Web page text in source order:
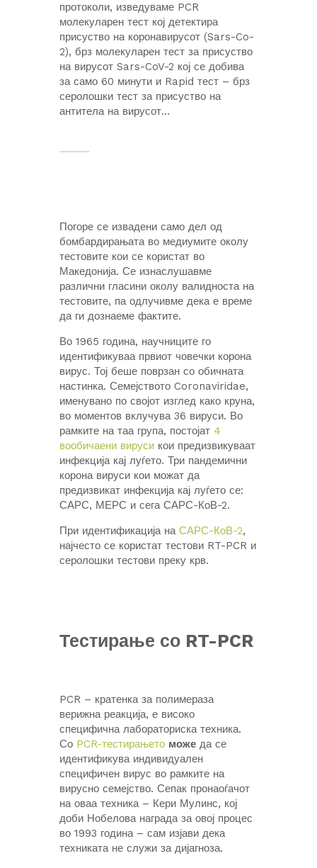
протоколи, изведуваме PCR
молекуларен тест кој детектира
присуство на коронавирусот (Sars-Co-
2), брз молекуларен тест за присуство
на вирусот Sars-CoV-2 кој се добива
за само 60 минути и Rapid тест – брз
серолошки тест за присуство на
антитела на вирусот…
Погоре се извадени само дел од
бомбардирањата во медиумите околу
тестовите кои се користат во
Македонија. Се изнаслушавме
различни гласини околу валидноста на
тестовите, па одлучивме дека е време
да ги дознаеме фактите.
Во 1965 година, научниците го
идентификуваа првиот човечки корона
вирус. Тој беше поврзан со обичната
настинка. Семејството Coronaviridae,
именувано по својот изглед како круна,
во моментов вклучува 36 вируси. Во
рамките на таа група, постојат 4
вообичаени вируси кои предизвикуваат
инфекција кај луѓето. Три пандемични
корона вируси кои можат да
предизвикат инфекција кај луѓето се:
САРС, МЕРС и сега САРС-КоВ-2.
При идентификација на САРС-КоВ-2,
најчесто се користат тестови RT-PCR и
серолошки тестови преку крв.
Тестирање со RT-PCR
PCR – кратенка за полимераза
верижна реакција, е високо
специфична лабораториска техника.
Со PCR-тестирањето може да се
идентификува индивидуален
специфичен вирус во рамките на
вирусно семејство. Сепак пронаоѓачот
на оваа техника – Кери Мулинс, кој
доби Нобелова награда за овој процес
во 1993 година – сам изјави дека
техниката не служи за дијагноза.